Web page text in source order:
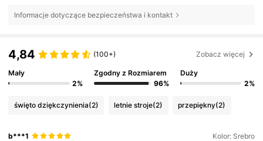
Informacje dotyczące bezpieczeństwa i kontakt
4,84 (100+) Zobacz więcej
Mały
2%
Zgodny z Rozmiarem
96%
Duży
2%
święto dziękczynienia(2) letnie stroje(2) przepiękny(2)
b***1 Kolor: Srebro